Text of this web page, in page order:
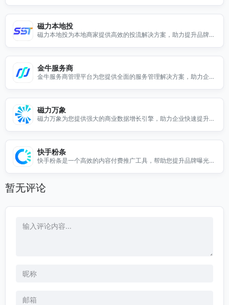
磁力本地投
磁力本地投为本地商家提供高效的投流解决方案，助力提升品牌曝
金牛服务商
金牛服务商管理平台为您提供全面的服务管理解决方案，助力企业
磁力万象
磁力万象为您提供强大的商业数据增长引擎，助力企业快速提升业
快手粉条
快手粉条是一个高效的内容付费推广工具，帮助您提升品牌曝光和
暂无评论